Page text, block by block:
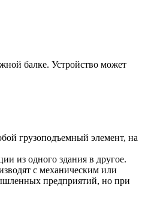
балке. Устройство может
грузоподъемный элемент, на
из одного здания в другое.
с механическим или
предприятий, но при